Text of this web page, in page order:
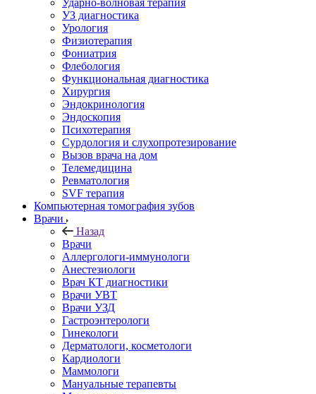
Ударно-волновая терапия
УЗ диагностика
Урология
Физиотерапия
Фониатрия
Флебология
Функциональная диагностика
Хирургия
Эндокринология
Эндоскопия
Психотерапия
Сурдология и слухопротезирование
Вызов врача на дом
Телемедицина
Ревматология
SVF терапия
Компьютерная томография зубов
Врачи
Назад
Врачи
Аллергологи-иммунологи
Анестезиологи
Врач КТ диагностики
Врачи УВТ
Врачи УЗД
Гастроэнтерологи
Гинекологи
Дерматологи, косметологи
Кардиологи
Маммологи
Мануальные терапевты